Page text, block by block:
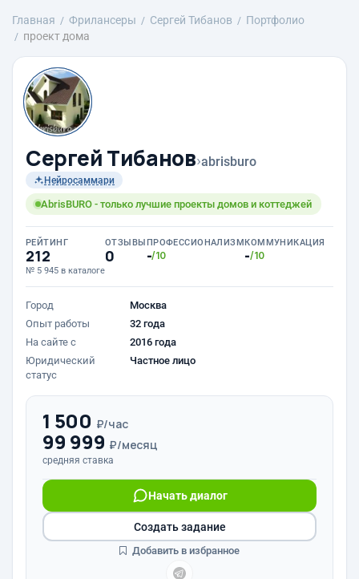
Главная Фрилансеры Сергей Тибанов
Портфолио
проект дома
Сергей Тибанов›abrisburo
Нейросаммари
AbrisBURO - только лучшие проекты домов и коттеджей
РЕЙТИНГ
212
№ 5 945 в каталоге
ОТЗЫВЫ
0
ПРОФЕССИОНАЛИЗМ
-/10
КОММУНИКАЦИЯ
-/10
Город
Москва
Опыт работы
32 года
На сайте с
2016 года
Юридический
статус
Частное лицо
1 500 ₽/час
99 999 ₽/месяц
средняя ставка
Начать диалог
Создать задание
Добавить в избранное